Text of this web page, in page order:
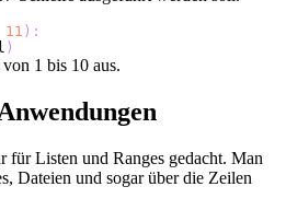
11 ) :
)
1 bis 10 aus.
für Listen und Ranges gedacht. Man
Dateien und sogar über die Zeilen